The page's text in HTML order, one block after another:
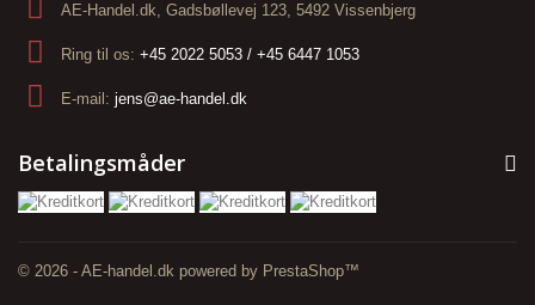
© 2026 - AE-handel.dk powered by PrestaShop™
AE-Handel.dk, Gadsbøllevej 123, 5492 Vissenbjerg
Ring til os: +45 2022 5053 / +45 6447 1053
E-mail: jens@ae-handel.dk
Betalingsmåder